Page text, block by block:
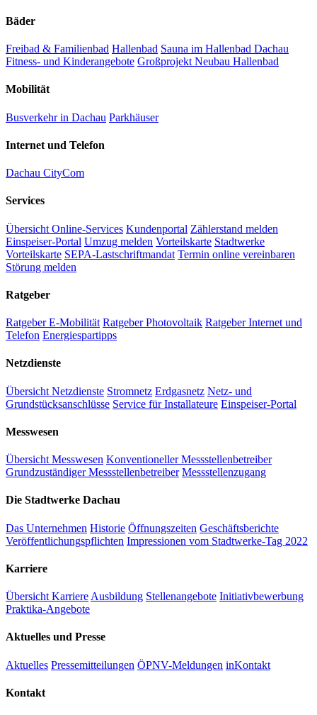
Bäder
Freibad & Familienbad Hallenbad Sauna im Hallenbad Dachau
Fitness- und Kinderangebote Großprojekt Neubau Hallenbad
Mobilität
Busverkehr in Dachau Parkhäuser
Internet und Telefon
Dachau CityCom
Services
Übersicht Online-Services Kundenportal Zählerstand melden
Einspeiser-Portal Umzug melden Vorteilskarte Stadtwerke
Vorteilskarte SEPA-Lastschriftmandat Termin online vereinbaren
Störung melden
Ratgeber
Ratgeber E-Mobilität Ratgeber Photovoltaik Ratgeber Internet und
Telefon Energiespartipps
Netzdienste
Übersicht Netzdienste Stromnetz Erdgasnetz Netz- und
Grundstücksanschlüsse Service für Installateure Einspeiser-Portal
Messwesen
Übersicht Messwesen Konventioneller Messstellenbetreiber
Grundzuständiger Messstellenbetreiber Messstellenzugang
Die Stadtwerke Dachau
Das Unternehmen Historie Öffnungszeiten Geschäftsberichte
Veröffentlichungspflichten Impressionen vom Stadtwerke-Tag 2022
Karriere
Übersicht Karriere Ausbildung Stellenangebote Initiativbewerbung
Praktika-Angebote
Aktuelles und Presse
Aktuelles Pressemitteilungen ÖPNV-Meldungen inKontakt
Kontakt